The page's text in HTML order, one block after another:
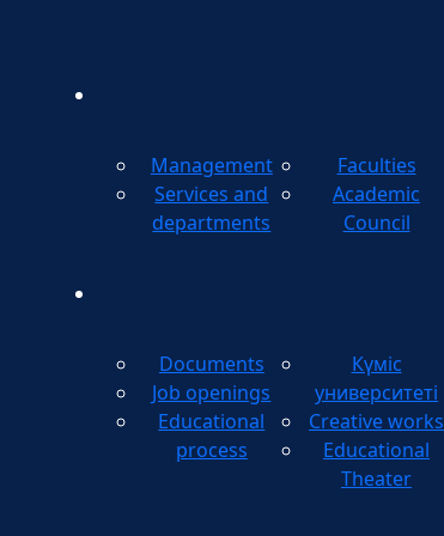
Management
Services and
departments
Faculties
Academic
Council
Documents
Job openings
Educational
process
Күміс
университеті
Creative works
Educational
Theater